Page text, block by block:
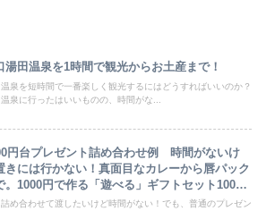
湯田温泉を1時間で観光からお土産まで！
泉を短時間で一番楽しく観光するにはどうすればいいのか？
泉に行ったはいいものの、時間がな...
円台プレゼント詰め合わせ例 時間がないけ
きには行かない！真面目なカレーから唇パック
。1000円で作る「遊べる」ギフトセット1000
プレゼント詰め合わせ例
め合わせて渡したいけど時間がない！でも、普通のプレゼン